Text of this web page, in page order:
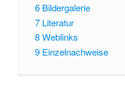
6 Bildergalerie
7 Literatur
8Weblinks
9 Einzelnachweise